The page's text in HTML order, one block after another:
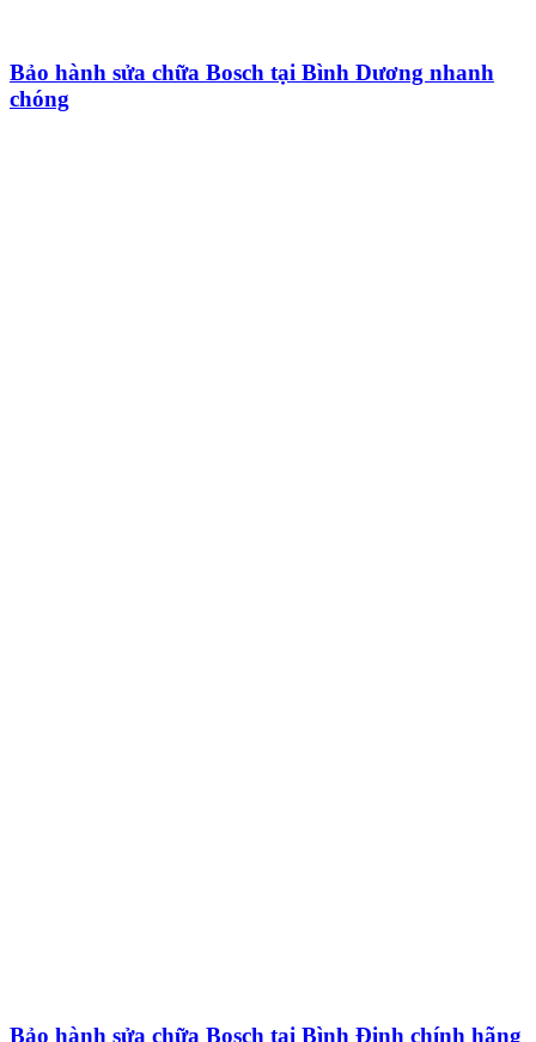
Bảo hành sửa chữa Bosch tại Bình Dương nhanh
chóng
Bảo hành sửa chữa Bosch tại Bình Định chính hãng